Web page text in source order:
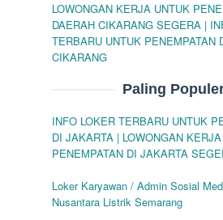
LOWONGAN KERJA UNTUK
DAERAH CIKARANG SEGERA |
TERBARU UNTUK PENEMPATAN
CIKARANG
Paling
INFO LOKER TERBARU UNTUK
DI JAKARTA | LOWONGAN
PENEMPATAN DI JAKARTA
Loker Karyawan / Admin Sosial
Nusantara Listrik Semarang